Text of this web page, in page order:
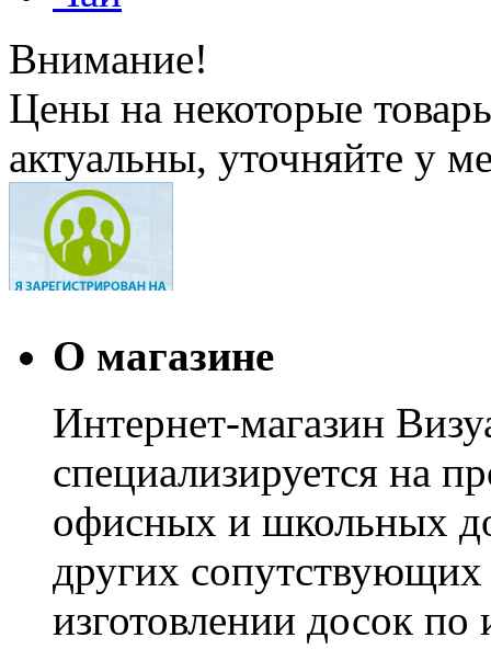
Внимание!
Цены на некоторые
актуальны, уточняйте у
О магазине
Интернет-магазин
специализируется на
офисных и школьных
других сопутствующих
изготовлении досок по